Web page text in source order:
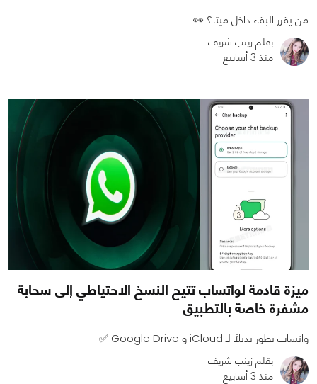
465
0
من يقرر البقاء داخل ميتا؟ 👀
بقلم زينب شريف
منذ 3 أسابيع
ميزة قادمة لواتساب تتيح النسخ الاحتياطي إلى سحابة
مشفرة خاصة بالتطبيق
واتساب يطور بديلًا لـ iCloud و Google Drive ✅
بقلم زينب شريف
منذ 3 أسابيع